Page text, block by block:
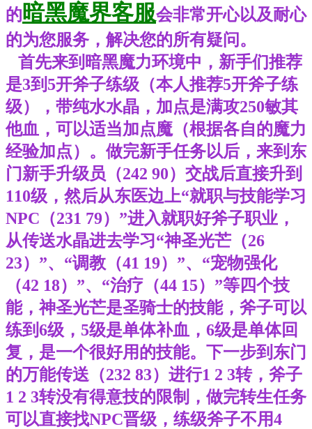
的 暗黑魔界客服会非常开心以及耐心
的为您服务，解决您的所有疑问。
首先来到暗黑魔力环境中，新手们推荐
是3到5开斧子练级（本人推荐5开斧子练
级），带纯水水晶，加点是满攻250敏其
他血，可以适当加点魔（根据各自的魔力
经验加点）。做完新手任务以后，来到东
门新手升级员（242 90）交战后直接升到
110级，然后从东医边上“就职与技能学习
NPC（231 79）”进入就职好斧子职业，
从传送水晶进去学习“神圣光芒（26
23）”、“调教（41 19）”、“宠物强化
（42 18）”、“治疗（44 15）”等四个技
能，神圣光芒是圣骑士的技能，斧子可以
练到6级，5级是单体补血，6级是单体回
复，是一个很好用的技能。下一步到东门
的万能传送（232 83）进行1 2 3转，斧子
1 2 3转没有得意技的限制，做完转生任务
可以直接找NPC晋级，练级斧子不用4